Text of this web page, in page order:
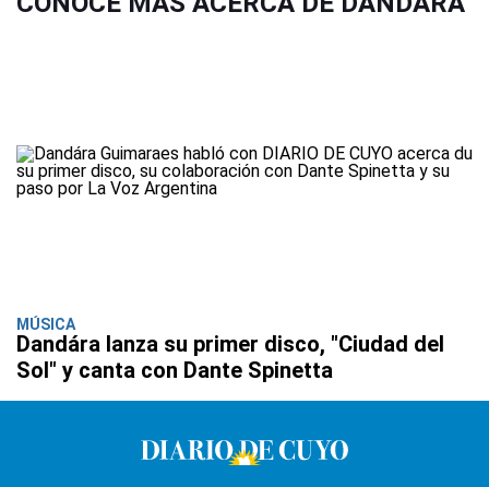
MÚSICA
Dandára lanza su primer disco, "Ciudad del
Sol" y canta con Dante Spinetta